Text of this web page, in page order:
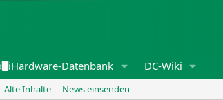
Hardware-Datenbank DC-Wiki
Alte Inhalte News einsenden